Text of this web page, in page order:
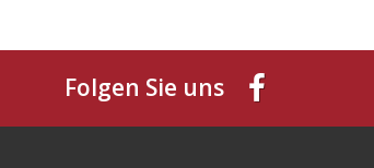
Folgen Sie uns